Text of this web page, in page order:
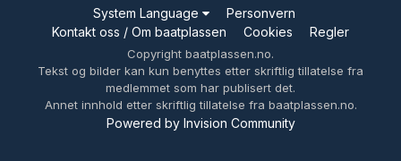
System Language
Personvern
Kontakt oss / Om baatplassen
Cookies Regler
Copyright baatplassen.no.
Tekst og bilder kan kun benyttes etter skriftlig tillatelse fra
medlemmet som har publisert det.
Annet innhold etter skriftlig tillatelse fra baatplassen.no.
Powered by Invision Community